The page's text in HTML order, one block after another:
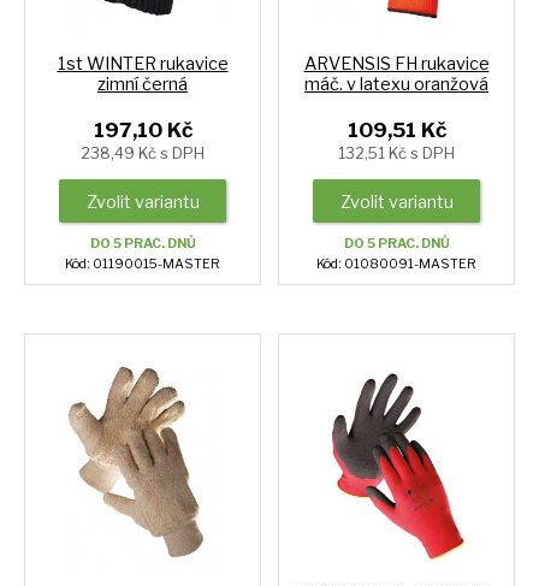
1st WINTER rukavice
zimní černá
197,10 Kč
238,49 Kč s DPH
Zvolit variantu
DO 5 PRAC. DNŮ
Kód: 01190015-MASTER
ARVENSIS FH rukavice
máč. v latexu oranžová
109,51 Kč
132,51 Kč s DPH
Zvolit variantu
DO 5 PRAC. DNŮ
Kód: 01080091-MASTER